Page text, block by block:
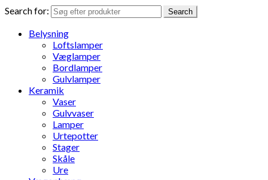
Search for: Search
Belysning
Loftslamper
Væglamper
Bordlamper
Gulvlamper
Keramik
Vaser
Gulvvaser
Lamper
Urtepotter
Stager
Skåle
Ure